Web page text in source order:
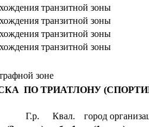
транзитной зоны
транзитной зоны
транзитной зоны
транзитной зоны
зоне
ПО ТРИАТЛОНУ
Г.р. Квал. город